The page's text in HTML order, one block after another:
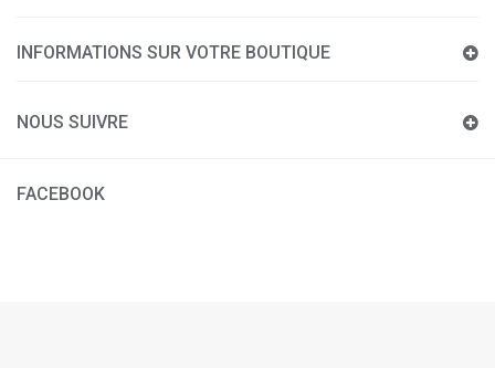
INFORMATIONS SUR VOTRE BOUTIQUE
NOUS SUIVRE
FACEBOOK